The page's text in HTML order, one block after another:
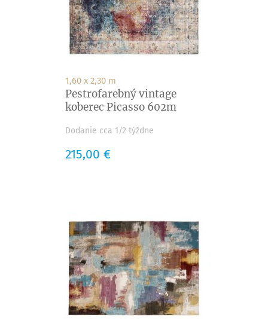
1,60 x 2,30 m
Pestrofarebný vintage
koberec Picasso 602m
Dodanie cca 1/2 týždne
Cena
215,00 €